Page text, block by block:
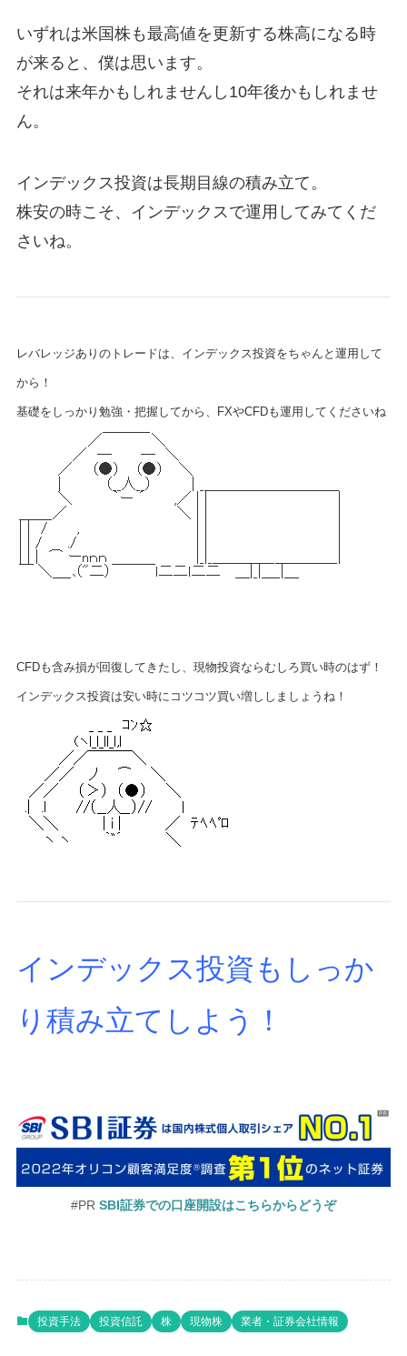
いずれは米国株も最高値を更新する株高になる時
が来ると、僕は思います。
それは来年かもしれませんし10年後かもしれませ
ん。
インデックス投資は長期目線の積み立て。
株安の時こそ、インデックスで運用してみてくだ
さいね。
レバレッジありのトレードは、インデックス投資をちゃんと運用して
から！
基礎をしっかり勉強・把握してから、FXやCFDも運用してくださいね
CFDも含み損が回復してきたし、現物投資ならむしろ買い時のはず！
インデックス投資は安い時にコツコツ買い増ししましょうね！
インデックス投資もしっか
り積み立てしよう！
#PR SBI証券での口座開設はこちらからどうぞ
投資手法 投資信託 株 現物株 業者・証券会社情報